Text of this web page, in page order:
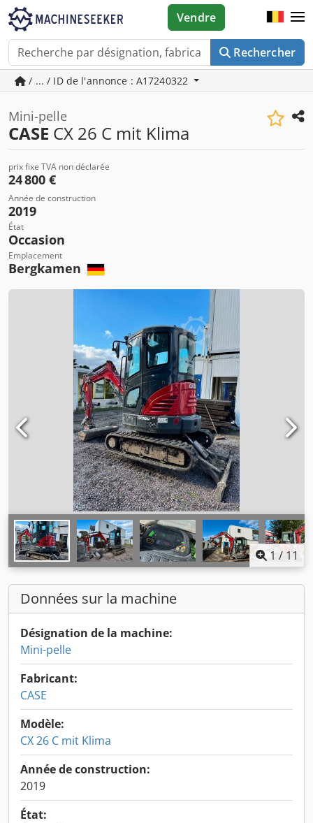
Rechercher
Vendre
/ ... / ID de l'annonce : A17240322
Mini-pelle
CASE CX 26 C mit Klima
prix fixe TVA non déclarée
24 800 €
Année de construction
2019
État
Occasion
Emplacement
Bergkamen
1 / 11
Données sur la machine
Désignation de la machine:
Mini-pelle
Fabricant:
CASE
Modèle:
CX 26 C mit Klima
Année de construction:
2019
État: